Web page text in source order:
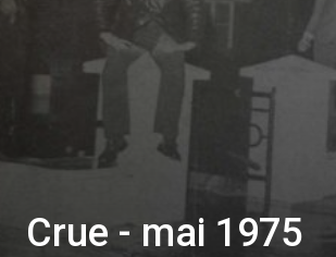
Crue - mai 1975